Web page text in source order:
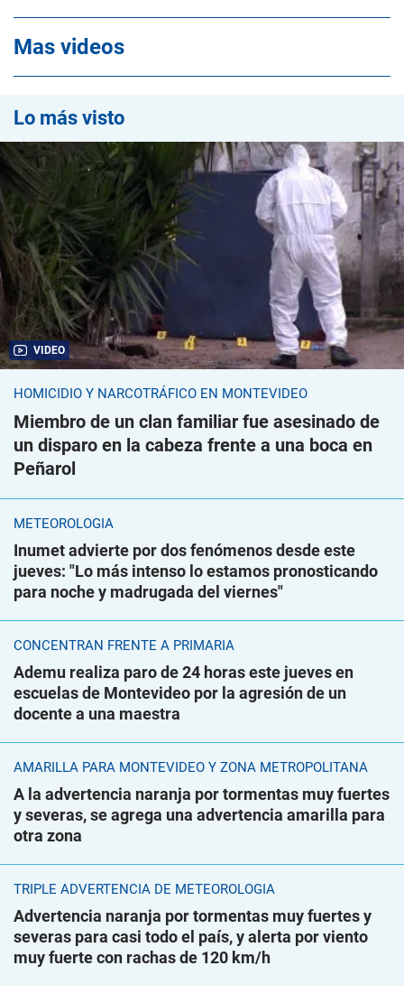
Mas videos
Lo más visto
VIDEO
HOMICIDIO Y NARCOTRÁFICO EN MONTEVIDEO
Miembro de un clan familiar fue asesinado de
un disparo en la cabeza frente a una boca en
Peñarol
METEOROLOGÍA
Inumet advierte por dos fenómenos desde este
jueves: "Lo más intenso lo estamos pronosticando
para noche y madrugada del viernes"
CONCENTRAN FRENTE A PRIMARIA
Ademu realiza paro de 24 horas este jueves en
escuelas de Montevideo por la agresión de un
docente a una maestra
AMARILLA PARA MONTEVIDEO Y ZONA METROPOLITANA
A la advertencia naranja por tormentas muy fuertes
y severas, se agrega una advertencia amarilla para
otra zona
TRIPLE ADVERTENCIA DE METEOROLOGÍA
Advertencia naranja por tormentas muy fuertes y
severas para casi todo el país, y alerta por viento
muy fuerte con rachas de 120 km/h